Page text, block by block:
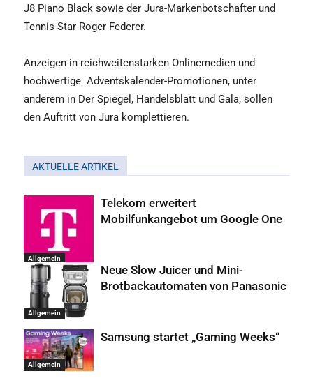
J8 Piano Black sowie der Jura-Markenbotschafter und
Tennis-Star Roger Federer.
Anzeigen in reichweitenstarken Onlinemedien und
hochwertige Adventskalender-Promotionen, unter
anderem in Der Spiegel, Handelsblatt und Gala, sollen
den Auftritt von Jura komplettieren.
AKTUELLE ARTIKEL
Allgemein
Telekom erweitert
Mobilfunkangebot um Google One
Allgemein
Neue Slow Juicer und Mini-
Brotbackautomaten von Panasonic
Allgemein
Samsung startet „Gaming Weeks“